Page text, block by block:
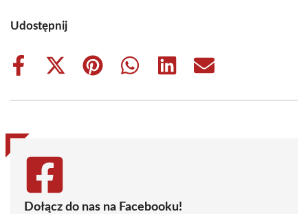
Udostępnij
Share
Share
(Twitter)
Share
Share
Share
Share
Dołącz do nas na Facebooku!